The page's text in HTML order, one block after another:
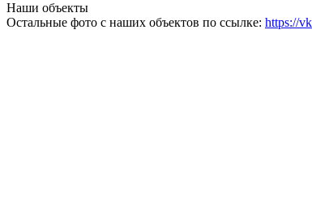
Наши объекты
Остальные фото с наших объектов по ссылке: https://